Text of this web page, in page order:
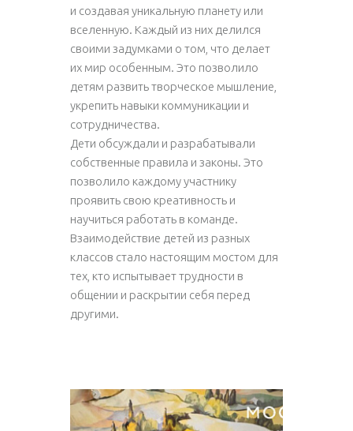
и создавая уникальную планету или
вселенную. Каждый из них делился
своими задумками о том, что делает
их мир особенным. Это позволило
детям развить творческое мышление,
укрепить навыки коммуникации и
сотрудничества.
Дети обсуждали и разрабатывали
собственные правила и законы. Это
позволило каждому участнику
проявить свою креативность и
научиться работать в команде.
Взаимодействие детей из разных
классов стало настоящим мостом для
тех, кто испытывает трудности в
общении и раскрытии себя перед
другими.